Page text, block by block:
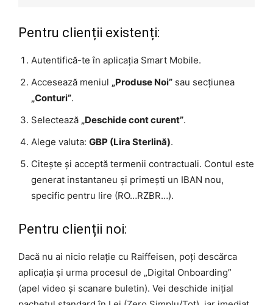
Pentru clienții existenți:
Autentifică-te în aplicația Smart Mobile.
Accesează meniul „Produse Noi” sau secțiunea
„Conturi”.
Selectează „Deschide cont curent”.
Alege valuta: GBP (Lira Sterlină).
Citește și acceptă termenii contractuali. Contul este
generat instantaneu și primești un IBAN nou,
specific pentru lire (RO…RZBR…).
Pentru clienții noi:
Dacă nu ai nicio relație cu Raiffeisen, poți descărca
aplicația și urma procesul de „Digital Onboarding”
(apel video și scanare buletin). Vei deschide inițial